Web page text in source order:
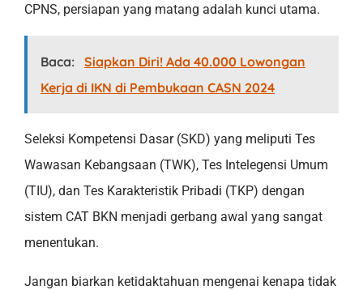
CPNS, persiapan yang matang adalah kunci utama.
Baca: Siapkan Diri! Ada 40.000 Lowongan
Kerja di IKN di Pembukaan CASN 2024
Seleksi Kompetensi Dasar (SKD) yang meliputi Tes
Wawasan Kebangsaan (TWK), Tes Intelegensi Umum
(TIU), dan Tes Karakteristik Pribadi (TKP) dengan
sistem CAT BKN menjadi gerbang awal yang sangat
menentukan.
Jangan biarkan ketidaktahuan mengenai kenapa tidak